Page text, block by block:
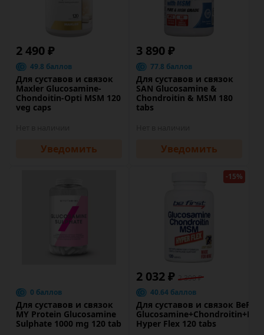
2 490 ₽
49.8 баллов
Для суставов и связок
Maxler Glucosamine-
Chondoitin-Opti MSM 120
veg caps
Уведомить
3 890 ₽
77.8 баллов
Для суставов и связок
SAN Glucosamine &
Chondroitin & MSM 180
tabs
Уведомить
0 баллов
Для суставов и связок
MY Protein Glucosamine
Sulphate 1000 mg 120 tab
-15%
2 032 ₽ 2 390 ₽
40.64 баллов
Для суставов и связок BeFirst
Hyper Flex 120 tabs